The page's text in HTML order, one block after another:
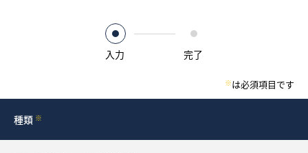
お知らせ
入力 完了
※は必須項目です
種類 ※